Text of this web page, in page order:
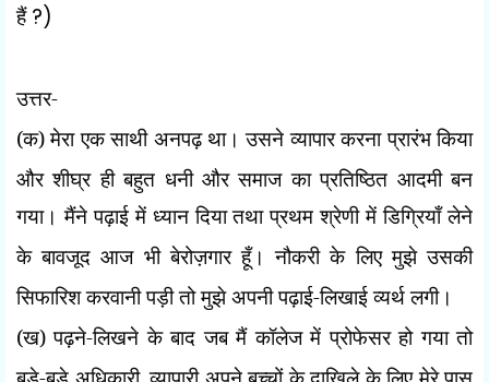
हैं ?)
उत्तर-
(क) मेरा एक साथी अनपढ़ था। उसने व्यापार करना प्रारंभ किया
और शीघ्र ही बहुत धनी औरसमाज का प्रतिष्ठित आदमी बन
गया। मैंने पढ़ाई में ध्यान दिया तथा प्रथम श्रेणी में डिग्रियाँ लेने
के बावजूद आज भी बेरोज़गार हूँ। नौकरी के लिए मुझे उसकी
सिफारिश करवानी पड़ी तो मुझे अपनी पढ़ाई-लिखाई व्यर्थ लगी।
(ख) पढ़ने-लिखने के बाद जब मैं कॉलेज में प्रोफेसर हो गया तो